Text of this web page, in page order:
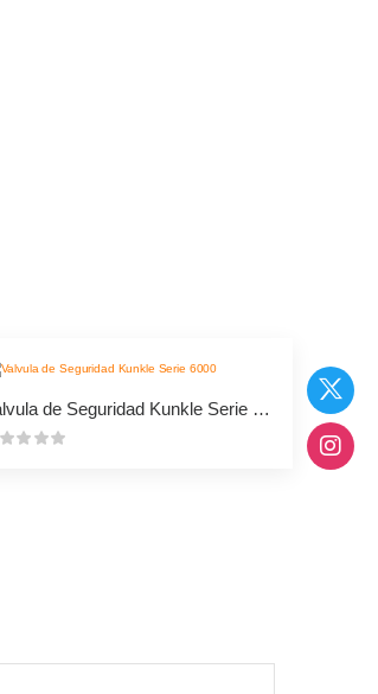
Valvula de Seguridad Kunkle Serie 6000